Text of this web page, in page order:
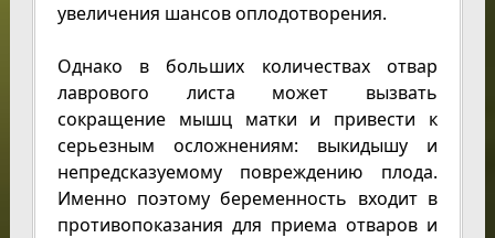
увеличения шансов оплодотворения.
Однако в больших количествах отвар
лаврового листа может вызвать
сокращение мышц матки и привести к
серьезным осложнениям: выкидышу и
непредсказуемому повреждению плода.
Именно поэтому беременность входит в
противопоказания для приема отваров и